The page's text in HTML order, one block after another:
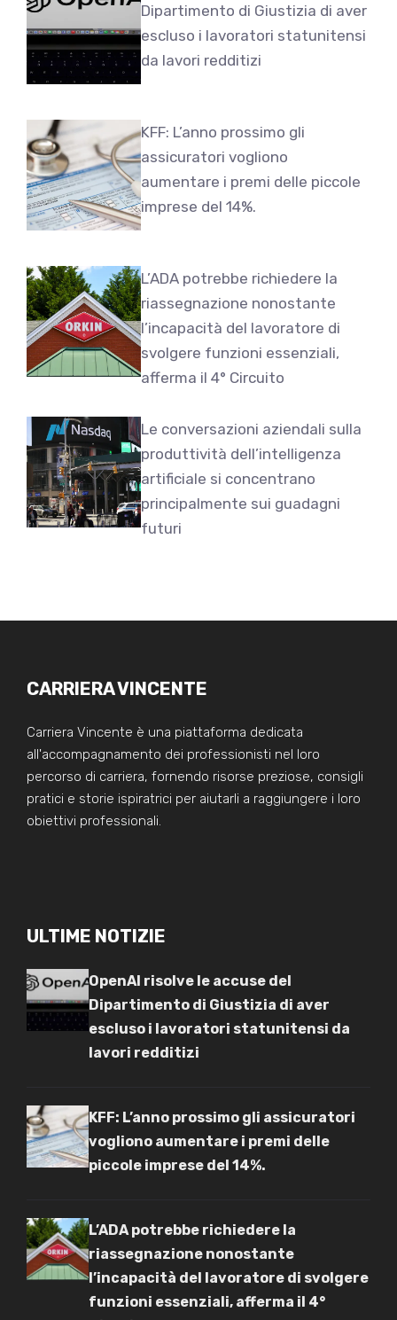
Dipartimento di Giustizia di aver
escluso i lavoratori statunitensi
da lavori redditizi
KFF: L’anno prossimo gli
assicuratori vogliono
aumentare i premi delle piccole
imprese del 14%.
L’ADA potrebbe richiedere la
riassegnazione nonostante
l’incapacità del lavoratore di
svolgere funzioni essenziali,
afferma il 4° Circuito
Le conversazioni aziendali sulla
produttività dell’intelligenza
artificiale si concentrano
principalmente sui guadagni
futuri
CARRIERA VINCENTE
Carriera Vincente è una piattaforma dedicata
all'accompagnamento dei professionisti nel loro
percorso di carriera, fornendo risorse preziose, consigli
pratici e storie ispiratrici per aiutarli a raggiungere i loro
obiettivi professionali.
ULTIME NOTIZIE
OpenAI risolve le accuse del
Dipartimento di Giustizia di aver
escluso i lavoratori statunitensi da
lavori redditizi
KFF: L’anno prossimo gli assicuratori
vogliono aumentare i premi delle
piccole imprese del 14%.
L’ADA potrebbe richiedere la
riassegnazione nonostante
l’incapacità del lavoratore di svolgere
funzioni essenziali, afferma il 4°